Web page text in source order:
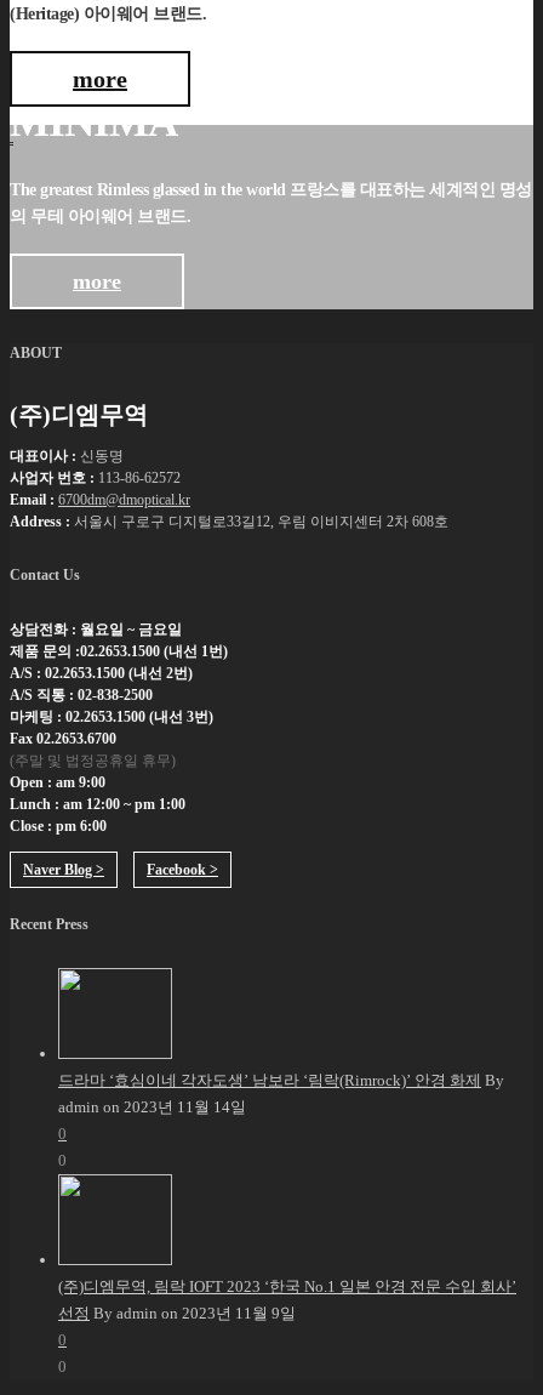
(Heritage) 아이웨어 브랜드.
more
MINIMA
The greatest Rimless glassed in the world 프랑스를 대표하는 세계적인 명성
의 무테 아이웨어 브랜드.
more
ABOUT
(주)디엠무역
대표이사 : 신동명
사업자 번호 : 113-86-62572
Email : 6700dm@dmoptical.kr
Address : 서울시 구로구 디지털로33길12, 우림 이비지센터 2차 608호
Contact Us
상담전화 : 월요일 ~ 금요일
제품 문의 :02.2653.1500 (내선 1번)
A/S : 02.2653.1500 (내선 2번)
A/S 직통 : 02-838-2500
마케팅 : 02.2653.1500 (내선 3번)
Fax 02.2653.6700
(주말 및 법정공휴일 휴무)
Open : am 9:00
Lunch : am 12:00 ~ pm 1:00
Close : pm 6:00
Naver Blog > Facebook >
Recent Press
드라마 ‘효심이네 각자도생’ 남보라 ‘림락(Rimrock)’ 안경 화제 By
admin on 2023년 11월 14일
0
0
(주)디엠무역, 림락 IOFT 2023 ‘한국 No.1 일본 안경 전문 수입 회사’
선정 By admin on 2023년 11월 9일
0
0